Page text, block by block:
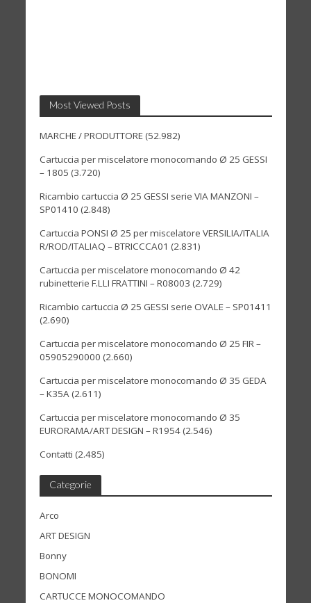
Most Viewed Posts
MARCHE / PRODUTTORE(52.982)
Cartuccia per miscelatore monocomando Ø 25 GESSI
– 1805 (3.720)
Ricambio cartuccia Ø 25 GESSI serie VIA MANZONI –
SP01410 (2.848)
Cartuccia PONSI Ø 25 per miscelatore VERSILIA/ITALIA
R/ROD/ITALIAQ – BTRICCCA01 (2.831)
Cartuccia per miscelatore monocomando Ø 42
rubinetterie F.LLI FRATTINI – R08003 (2.729)
Ricambio cartuccia Ø 25 GESSI serie OVALE – SP01411
(2.690)
Cartuccia per miscelatore monocomando Ø 25 FIR –
05905290000 (2.660)
Cartuccia per miscelatore monocomando Ø 35 GEDA
– K35A(2.611)
Cartuccia per miscelatore monocomando Ø 35
EURORAMA/ART DESIGN – R1954(2.546)
Contatti (2.485)
Categorie
Arco
ART DESIGN
Bonny
BONOMI
CARTUCCE MONOCOMANDO